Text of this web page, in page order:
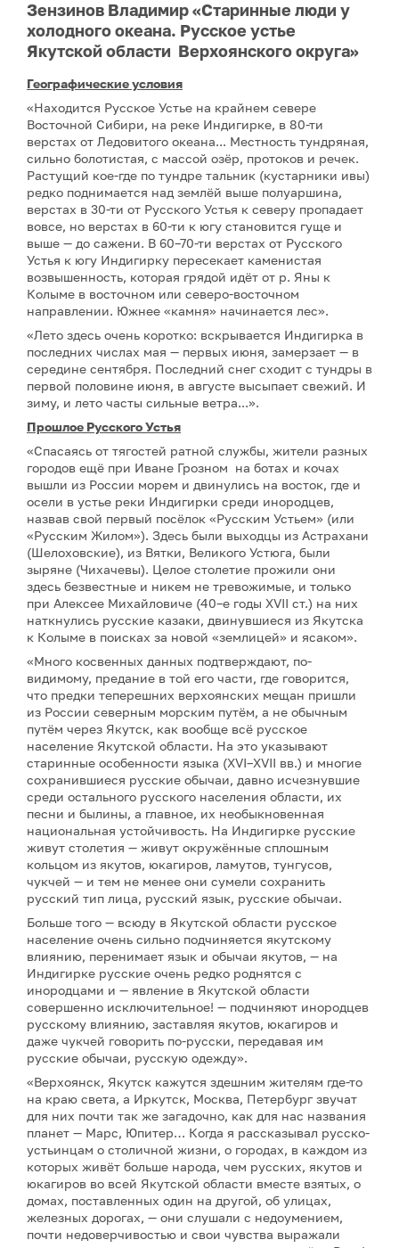
Зензинов Владимир «Старинные люди у
холодного океана. Русское устье
Якутской области Верхоянского округа»
Географические условия
«Находится Русское Устье на крайнем севере
Восточной Сибири, на реке Индигирке, в 80-ти
верстах от Ледовитого океана... Местность тундряная,
сильно болотистая, с массой озёр, протоков и речек.
Растущий кое-где по тундре тальник (кустарники ивы)
редко поднимается над землёй выше полуаршина,
верстах в 30-ти от Русского Устья к северу пропадает
вовсе, но верстах в 60-ти к югу становится гуще и
выше — до сажени. В 60–70-ти верстах от Русского
Устья к югу Индигирку пересекает каменистая
возвышенность, которая грядой идёт от р. Яны к
Колыме в восточном или северо-восточном
направлении. Южнее «камня» начинается лес».
«Лето здесь очень коротко: вскрывается Индигирка в
последних числах мая — первых июня, замерзает — в
середине сентября. Последний снег сходит с тундры в
первой половине июня, в августе высыпает свежий. И
зиму, и лето часты сильные ветра...».
Прошлое Русского Устья
«Спасаясь от тягостей ратной службы, жители разных
городов ещё при Иване Грозном на ботах и кочах
вышли из России морем и двинулись на восток, где и
осели в устье реки Индигирки среди инородцев,
назвав свой первый посёлок «Русским Устьем» (или
«Русским Жилом»). Здесь были выходцы из Астрахани
(Шелоховские), из Вятки, Великого Устюга, были
зыряне (Чихачевы). Целое столетие прожили они
здесь безвестные и никем не тревожимые, и только
при Алексее Михайловиче (40–е годы XVII ст.) на них
наткнулись русские казаки, двинувшиеся из Якутска
к Колыме в поисках за новой «землицей» и ясаком».
«Много косвенных данных подтверждают, по-
видимому, предание в той его части, где говорится,
что предки теперешних верхоянских мещан пришли
из России северным морским путём, а не обычным
путём через Якутск, как вообще всё русское
население Якутской области. На это указывают
старинные особенности языка (ХVІ–XVII вв.) и многие
сохранившиеся русские обычаи, давно исчезнувшие
среди остального русского населения области, их
песни и былины, а главное, их необыкновенная
национальная устойчивость. На Индигирке русские
живут столетия — живут окружённые сплошным
кольцом из якутов, юкагиров, ламутов, тунгусов,
чукчей — и тем не менее они сумели сохранить
русский тип лица, русский язык, русские обычаи.
Больше того — всюду в Якутской области русское
население очень сильно подчиняется якутскому
влиянию, перенимает язык и обычаи якутов, — на
Индигирке русские очень редко роднятся с
инородцами и — явление в Якутской области
совершенно исключительное! — подчиняют инородцев
русскому влиянию, заставляя якутов, юкагиров и
даже чукчей говорить по-русски, передавая им
русские обычаи, русскую одежду».
«Верхоянск, Якутск кажутся здешним жителям где-то
на краю света, а Иркутск, Москва, Петербург звучат
для них почти так же загадочно, как для нас названия
планет — Марс, Юпитер… Когда я рассказывал русско-
устьинцам о столичной жизни, о городах, в каждом из
которых живёт больше народа, чем русских, якутов и
юкагиров во всей Якутской области вместе взятых, о
домах, поставленных один на другой, об улицах,
железных дорогах, — они слушали с недоумением,
почти недоверчивостью и свои чувства выражали